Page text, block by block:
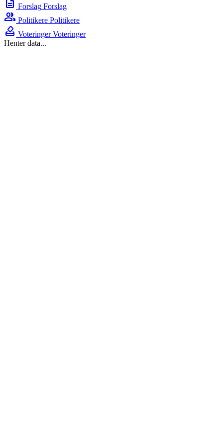
description Forslag Forslag
group Politikere Politikere
how_to_vote Voteringer Voteringer
Henter data...